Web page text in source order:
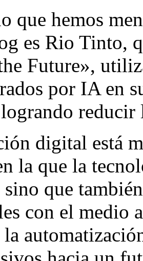
que hemos
es Rio Tinto,
Future»,
por IA en
reducir
digital está
la que la
que
con el medio
la